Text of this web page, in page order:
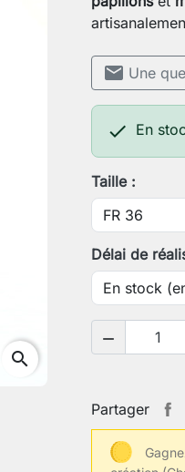
search
mail Une
 En
Taille :
Délai de

Partager